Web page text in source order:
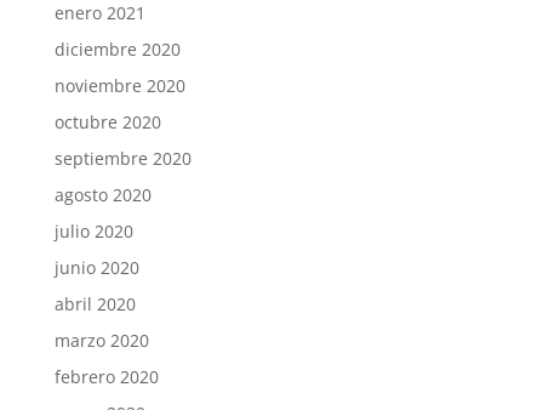
enero 2021
diciembre 2020
noviembre 2020
octubre 2020
septiembre 2020
agosto 2020
julio 2020
junio 2020
abril 2020
marzo 2020
febrero 2020